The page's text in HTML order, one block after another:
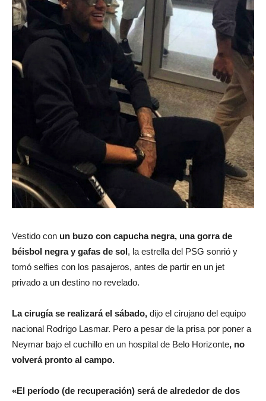
Vestido con un buzo con capucha negra, una gorra de
béisbol negra y gafas de sol, la estrella del PSG sonrió y
tomó selfies con los pasajeros, antes de partir en un jet
privado a un destino no revelado.
La cirugía se realizará el sábado, dijo el cirujano del equipo
nacional Rodrigo Lasmar. Pero a pesar de la prisa por poner a
Neymar bajo el cuchillo en un hospital de Belo Horizonte, no
volverá pronto al campo.
«El período (de recuperación) será de alrededor de dos